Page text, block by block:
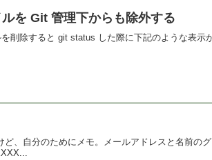
を Git 管理下からも除外する
削除すると git status した際に下記のような表
ど、自分のためにメモ。メールアドレスと名前